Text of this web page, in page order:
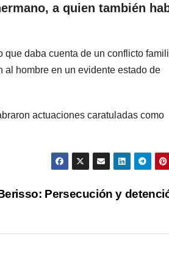
a quien también
daba cuenta de un conflicto
al hombre en un evidente estado de
actuaciones caratuladas como
Persecución y